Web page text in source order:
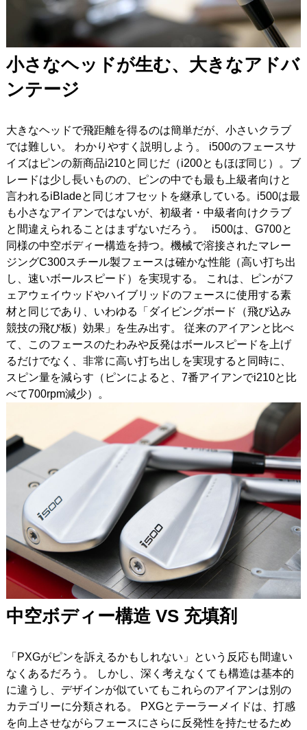
小さなヘッドが生む、大きなアドバ
ンテージ
大きなヘッドで飛距離を得るのは簡単だが、小さいクラブ
では難しい。
わかりやすく説明しよう。
i500のフェースサ
イズはピンの新商品i210と同じだ（i200ともほぼ同じ）。ブ
レードは少し長いものの、ピンの中でも最も上級者向けと
言われるiBladeと同じオフセットを継承している。i500は最
も小さなアイアンではないが、初級者・中級者向けクラブ
と間違えられることはまずないだろう。
i500は、G700と
同様の中空ボディー構造を持つ。機械で溶接されたマレー
ジングC300スチール製フェースは確かな性能（高い打ち出
し、速いボールスピード）を実現する。
これは、ピンがフ
ェアウェイウッドやハイブリッドのフェースに使用する素
材と同じであり、いわゆる「ダイビングボード（飛び込み
競技の飛び板）効果」を生み出す。
従来のアイアンと比べ
て、このフェースのたわみや反発はボールスピードを上げ
るだけでなく、非常に高い打ち出しを実現すると同時に、
スピン量を減らす（ピンによると、7番アイアンでi210と比
べて700rpm減少）。
中空ボディー構造 VS 充填剤
「PXGがピンを訴えるかもしれない」という反応も間違い
なくあるだろう。
しかし、深く考えなくても構造は基本的
に違うし、デザインが似ていてもこれらのアイアンは別の
カテゴリーに分類される。
PXGとテーラーメイドは、打感
を向上させながらフェースにさらに反発性を持たせるため